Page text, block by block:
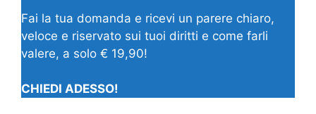
Fai la tua domanda e ricevi un parere chiaro,
veloce e riservato sui tuoi diritti e come farli
valere, a solo € 19,90!
CHIEDI ADESSO!